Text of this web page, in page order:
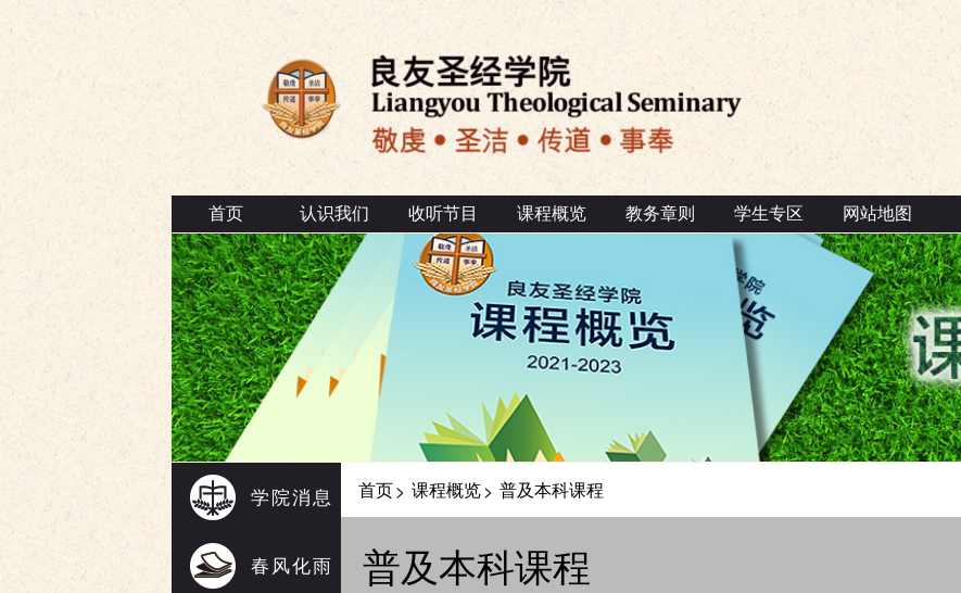
首页 认识我们 收听节目 课程概览 教务章则 学生专区 网站地图
学院消息
春风化雨
首页> 课程概览> 普及本科课程
普及本科课程